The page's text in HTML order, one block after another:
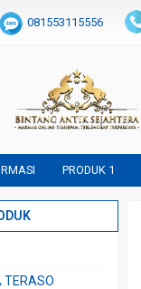
081553115556
PRODUK 1
TERASO